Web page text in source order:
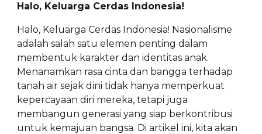
Halo, Keluarga Cerdas Indonesia!
Halo, Keluarga Cerdas Indonesia! Nasionalisme
adalah salah satu elemen penting dalam
membentuk karakter dan identitas anak.
Menanamkan rasa cinta dan bangga terhadap
tanah air sejak dini tidak hanya memperkuat
kepercayaan diri mereka, tetapi juga
membangun generasi yang siap berkontribusi
untuk kemajuan bangsa. Di artikel ini, kita akan